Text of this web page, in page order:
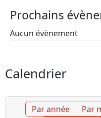
Prochains
Aucun évènement
Calendrier
Par année Par